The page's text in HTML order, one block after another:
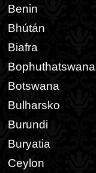
Benin
Bhútán
Biafra
Bophuthatswana
Botswana
Bulharsko
Burundi
Buryatia
Ceylon